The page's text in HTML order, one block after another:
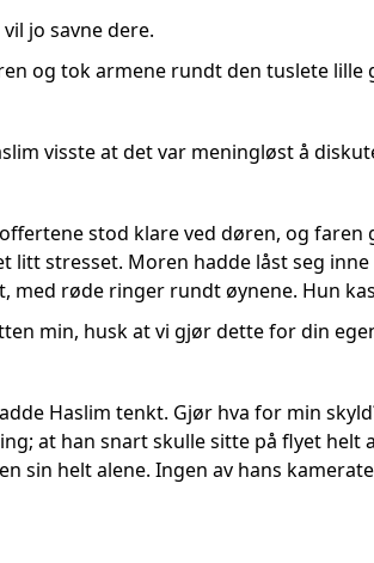
vil jo savne dere.
og tok armene rundt den tuslete
visste at det var meningløst å
stod klare ved døren, og
litt stresset. Moren hadde låst seg
med røde ringer rundt øynene. Hun
min, husk at vi gjør dette for din
Haslim tenkt. Gjør hva for min
at han snart skulle sitte på flyet helt
sin helt alene. Ingen av hans